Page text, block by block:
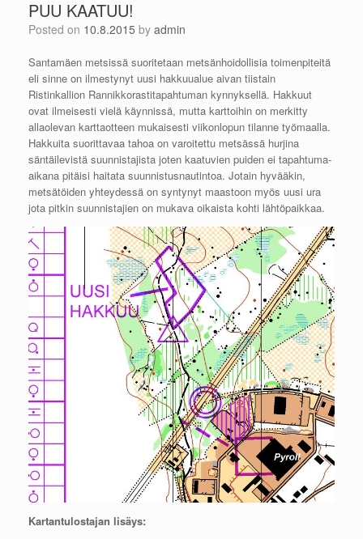
PUU KAATUU!
Posted on 10.8.2015 by admin
Santamäen metsissä suoritetaan metsänhoidollisia toimenpiteitä
eli sinne on ilmestynyt uusi hakkuualue aivan tiistain
Ristinkallion Rannikkorastitapahtuman kynnyksellä. Hakkuut
ovat ilmeisesti vielä käynnissä, mutta karttoihin on merkitty
allaolevan karttaotteen mukaisesti viikonlopun tilanne työmaalla.
Hakkuita suorittavaa tahoa on varoitettu metsässä hurjina
säntäilevistä suunnistajista joten kaatuvien puiden ei tapahtuma-
aikana pitäisi haitata suunnistusnautintoa. Jotain hyvääkin,
metsätöiden yhteydessä on syntynyt maastoon myös uusi ura
jota pitkin suunnistajien on mukava oikaista kohti lähtöpaikkaa.
Kartantulostajan lisäys: